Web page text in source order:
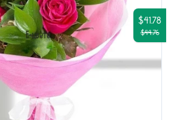
$41.78
$44.76